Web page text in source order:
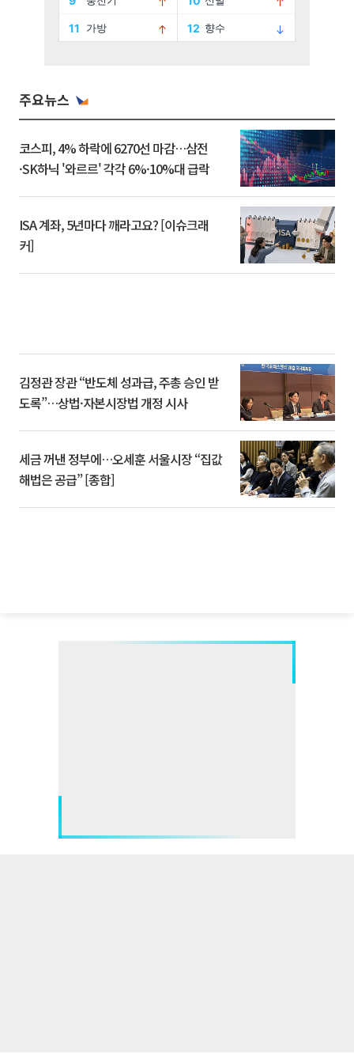
주요뉴스
코스피, 4% 하락에 6270선 마감…삼전
·SK하닉 '와르르' 각각 6%·10%대 급락
ISA 계좌, 5년마다 깨라고요? [이슈크래
커]
김정관 장관 “반도체 성과급, 주총 승인 받
도록”…상법·자본시장법 개정 시사
세금 꺼낸 정부에…오세훈 서울시장 “집값
해법은 공급” [종합]